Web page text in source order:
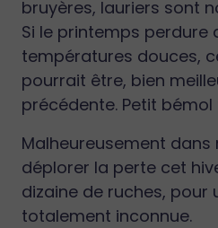
bruyères, lauriers sont
Si le printemps perdure
températures douces,
pourrait être, bien
précédente. Petit
Malheureusement dans
déplorer la perte cet
dizaine de ruches, pour
totalement inconnue.